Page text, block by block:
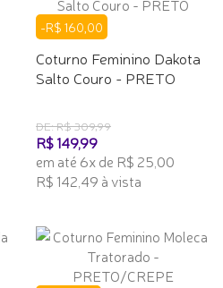
-R$ 160,00
Coturno Feminino Dakota
Salto Couro - PRETO
DE: R$ 309,99
R$ 149,99
em até 6x de R$ 25,00
R$ 142,49 à vista